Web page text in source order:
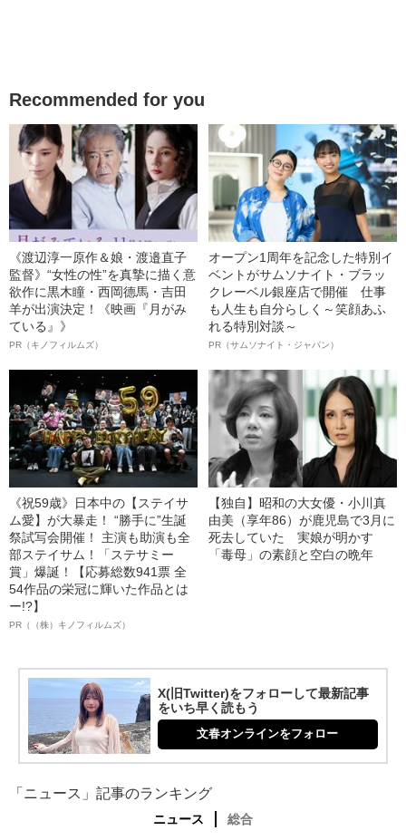
Recommended for you
《渡辺淳一原作＆娘・渡邉直子
監督》“女性の性”を真摯に描く意
欲作に黒木瞳・西岡德馬・吉田
羊が出演決定！《映画『月がみ
ている』》
PR（キノフィルムズ）
オープン1周年を記念した特別イ
ベントがサムソナイト・ブラッ
クレーベル銀座店で開催 仕事
も人生も自分らしく～笑顔あふ
れる特別対談～
PR（サムソナイト・ジャパン）
《祝59歳》日本中の【ステイサ
ム愛】が大暴走！ “勝手に”生誕
祭試写会開催！ 主演も助演も全
部ステイサム！「ステサミー
賞」爆誕！【応募総数941票 全
54作品の栄冠に輝いた作品とは
ー!?】
PR（（株）キノフィルムズ）
【独自】昭和の大女優・小川真
由美（享年86）が鹿児島で3月に
死去していた 実娘が明かす
「毒母」の素顔と空白の晩年
X(旧Twitter)をフォローして最新記事
をいち早く読もう
文春オンラインをフォロー
「ニュース」記事のランキング
ニュース 総合